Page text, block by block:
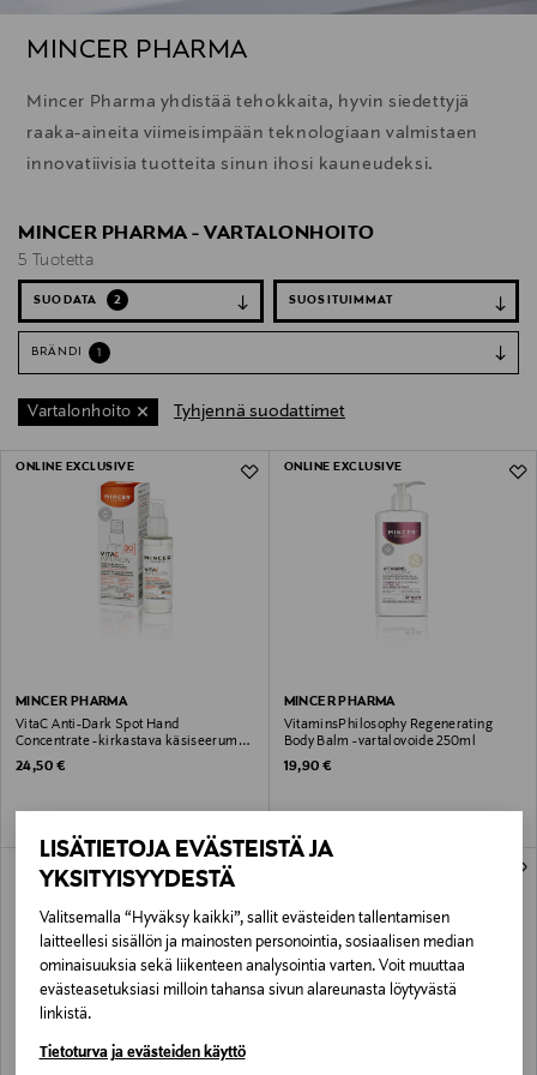
LISÄTIETOJA EVÄSTEISTÄ JA
YKSITYISYYDESTÄ
Valitsemalla “Hyväksy kaikki”, sallit evästeiden tallentamisen
laitteellesi sisällön ja mainosten personointia, sosiaalisen median
ominaisuuksia sekä liikenteen analysointia varten. Voit muuttaa
evästeasetuksiasi milloin tahansa sivun alareunasta löytyvästä
linkistä.
Tietoturva ja evästeiden käyttö
MINCER PHARMA
Mincer Pharma yhdistää tehokkaita, hyvin siedettyjä
raaka-aineita viimeisimpään teknologiaan valmistaen
innovatiivisia tuotteita sinun ihosi kauneudeksi.
MINCER PHARMA - VARTALONHOITO
5 Tuotetta
SUODATA 2
BRÄNDI 1
Vartalonhoito Tyhjennä suodattimet
5 Tuotetta
ONLINE EXCLUSIVE
MINCER PHARMA
VitaC Anti-Dark Spot Hand
Concentrate -kirkastava käsiseerumi
30ml
Original Price
24,50 €
ONLINE EXCLUSIVE
MINCER PHARMA
VitaminsPhilosophy Regenerating
Body Balm -vartalovoide 250ml
Original Price
19,90 €